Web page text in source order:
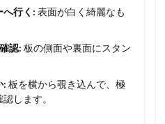
へ行く: 表面が白く綺麗なも
認: 板の側面や裏面にスタン
: 板を横から覗き込んで、極
します。